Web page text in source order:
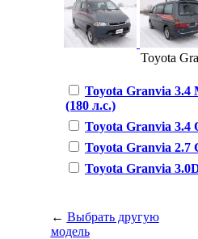
Toyota
Toyota Granvia 3.4
(180 л.с.)
Toyota Granvia 3.4
Toyota Granvia 2.7
Toyota Granvia
← Выбрать другую
модель